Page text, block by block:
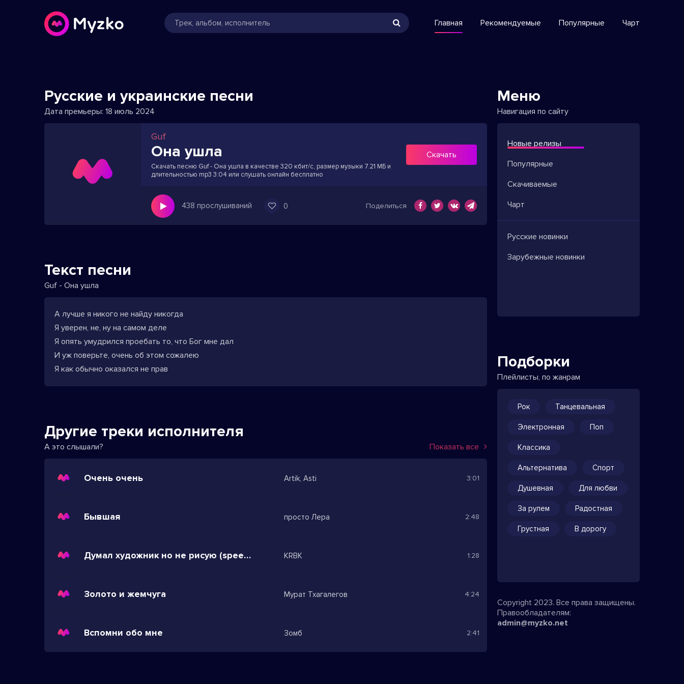
Главная Рекомендуемые Популярные Чарт
Русские и украинские песни
Дата премьеры: 18 июль 2024
Guf
Она ушла
Скачать песню Guf - Она ушла в качестве 320 кбит/с, размер музыки 7.21 МБ и
длительностью mp3 3:04 или слушать онлайн бесплатно
Скачать
438 прослушиваний 0 Поделиться
Текст песни
Guf - Она ушла
А лучше я никого не найду никогда
Я уверен, не, ну на самом деле
Я опять умудрился проебать то, что Бог мне дал
И уж поверьте, очень об этом сожалею
Я как обычно оказался не прав
Другие треки исполнителя
А это слышали? Показать все
Очень очень Artik, Asti 3:01
Бывшая просто Лера 2:48
Думал художник но не рисую (speed up) KRBK 1:28
Золото и жемчуга Мурат Тхагалегов 4:24
Вспомни обо мне Зомб 2:41
Меню
Навигация по сайту
Новые релизы
Популярные
Скачиваемые
Чарт
Русские новинки
Зарубежные новинки
Подборки
Плейлисты, по жанрам
Рок Танцевальная
Электронная Поп
Классика
Альтернатива Спорт
Душевная Для любви
За рулем Радостная
Грустная В дорогу
Copyright 2023. Все права защищены.
Правообладателям:
admin@myzko.net